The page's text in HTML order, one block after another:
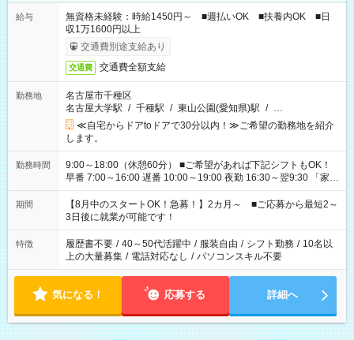
給与
無資格未経験：時給1450円～ ■週払いOK ■扶養内OK ■日
収1万1600円以上
交通費別途支給あり
交通費 交通費全額支給
勤務地
名古屋市千種区
名古屋大学駅 / 千種駅 / 東山公園(愛知県)駅 / …
≪自宅からドアtoドアで30分以内！≫ご希望の勤務地を紹介
します。
勤務時間
9:00～18:00（休憩60分） ■ご希望があれば下記シフトもOK！
早番 7:00～16:00 遅番 10:00～19:00 夜勤 16:30～翌9:30 「家族
と休みを合わせたい」 「余裕を持って夕飯の準備がしたい」
「できれば残業はしたくない」 など、ご希望を教えてください
ね。 ※Wワーク希望の方へ 今ご覧のお仕事で希望する勤務時間
と、もう1つのお仕事の勤務時間。 合計で週40時間を超える場
合は応募できません。
期間
【8月中のスタートOK！急募！】2カ月～ ■ご応募から最短2～
3日後に就業が可能です！
特徴 履歴書不要 / 40～50代活躍中 / 服装自由 / シフト勤務 / 10名以
上の大量募集 / 電話対応なし / パソコンスキル不要
気になる！ 応募する 詳細へ